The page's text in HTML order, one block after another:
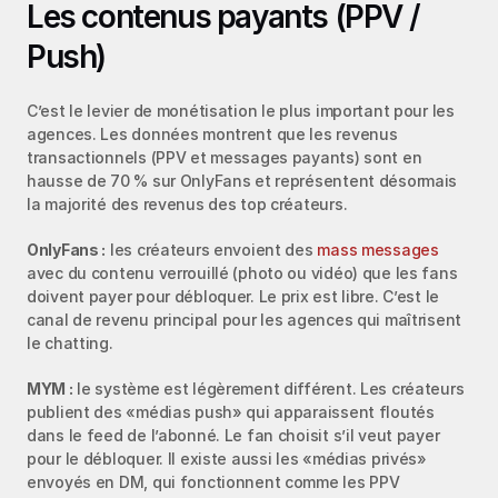
Les contenus payants (PPV /
Push)
C’est le levier de monétisation le plus important pour les
agences. Les données montrent que les revenus
transactionnels (PPV et messages payants) sont en
hausse de 70 % sur OnlyFans et représentent désormais
la majorité des revenus des top créateurs.
OnlyFans : les créateurs envoient des mass messages
avec du contenu verrouillé (photo ou vidéo) que les fans
doivent payer pour débloquer. Le prix est libre. C’est le
canal de revenu principal pour les agences qui maîtrisent
le chatting.
MYM : le système est légèrement différent. Les créateurs
publient des «médias push» qui apparaissent floutés
dans le feed de l’abonné. Le fan choisit s’il veut payer
pour le débloquer. Il existe aussi les «médias privés»
envoyés en DM, qui fonctionnent comme les PPV